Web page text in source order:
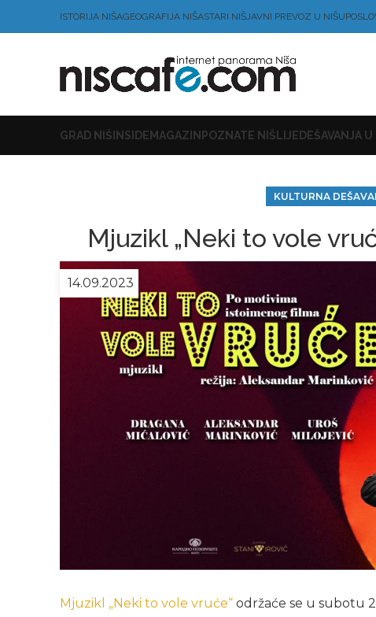
ISTORIJA NIŠAGEOGRAFIJA NIŠASTARI NIŠJAVNI PREVOZ U NIŠU
GRAD NIŠ INSIDE MAGAZIN POZNATE NIŠLIJE DEŠAVANJA
KULTURNA
Mjuzikl „Neki to vole
14.09.2023
Mjuzikl „Neki to vole vruće“ održaće se u subotu